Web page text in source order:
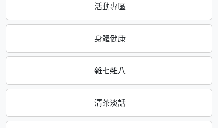
活動專區
身體健康
雜七雜八
清茶淡話